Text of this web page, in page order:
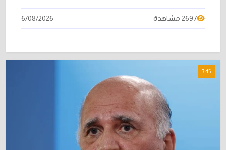
2697 مشاهدة 6/08/2026
3:45